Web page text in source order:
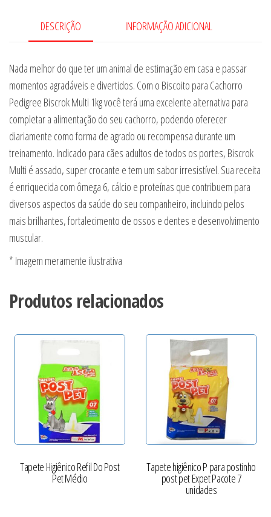
DESCRIÇÃO INFORMAÇÃO ADICIONAL
Nada melhor do que ter um animal de estimação em casa e passar
momentos agradáveis e divertidos. Com o Biscoito para Cachorro
Pedigree Biscrok Multi 1kg você terá uma excelente alternativa para
completar a alimentação do seu cachorro, podendo oferecer
diariamente como forma de agrado ou recompensa durante um
treinamento. Indicado para cães adultos de todos os portes, Biscrok
Multi é assado, super crocante e tem um sabor irresistível. Sua receita
é enriquecida com ômega 6, cálcio e proteínas que contribuem para
diversos aspectos da saúde do seu companheiro, incluindo pelos
mais brilhantes, fortalecimento de ossos e dentes e desenvolvimento
muscular.
* Imagem meramente ilustrativa
Produtos relacionados
Tapete Higiênico Refil Do Post
Pet Médio
Tapete higiênico P para postinho
post pet Expet Pacote 7
unidades